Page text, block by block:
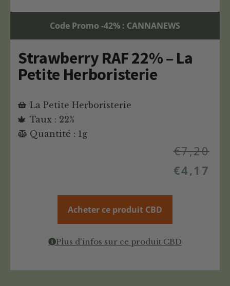
Code Promo -42% : CANNANEWS
Strawberry RAF 22% – La
Petite Herboristerie
La Petite Herboristerie
Taux : 22%
Quantité : 1g
€7,20
€4,17
Acheter ce produit CBD
Plus d'infos sur ce produit CBD